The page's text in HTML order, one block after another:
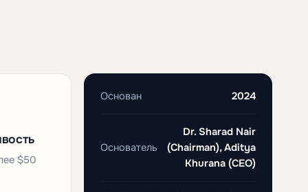
$50
Основан 2024
Основатель
Dr. Sharad Nair
(Chairman), Aditya
Khurana (CEO)